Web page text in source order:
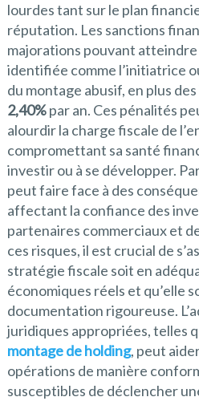
lourdes tant sur le plan
réputation. Les sanctions
majorations pouvant atteindre
identifiée comme l’initiatrice
du montage abusif, en plus des
2,40%par an. Ces pénalités
alourdir la charge fiscale de
compromettant sa santé
investir ou à se développer.
peut faire face à des
affectant la confiance des
partenaires commerciaux et
ces risques, il est crucial de
stratégie fiscale soit en
économiques réels et qu’elle
documentation rigoureuse.
juridiques appropriées, telles
montage de holding, peut
opérations de manière
susceptibles de déclencher